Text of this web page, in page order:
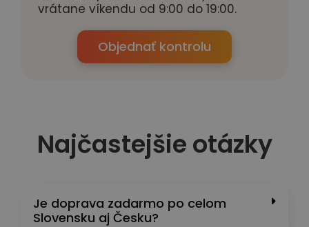
vrátane víkendu od 9:00 do 19:00.
Objednať kontrolu
Najčastejšie otázky
Je doprava zadarmo po celom
Slovensku aj Česku?